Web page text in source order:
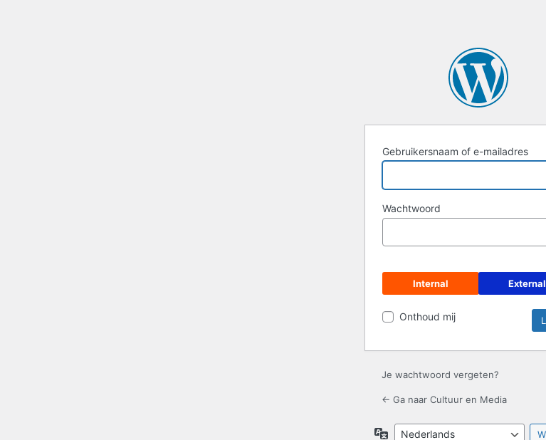
Gebruikersnaam of e-mailadres
Wachtwoord
Internal External
Onthoud mij
Je wachtwoord vergeten?
← Ga naar Cultuur en Media
Taal